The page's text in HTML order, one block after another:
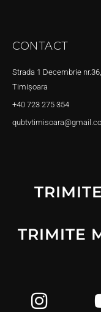
CONTACT
Strada 1 Decembrie nr.36,
Timișoara
+40 723 275 354
TRIMITE